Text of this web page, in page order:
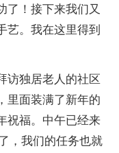
了！接下来我们又
艺。我在这里得到
独居老人的社区
里面装满了新年的
祝福。中午已经来
，我们的任务也就